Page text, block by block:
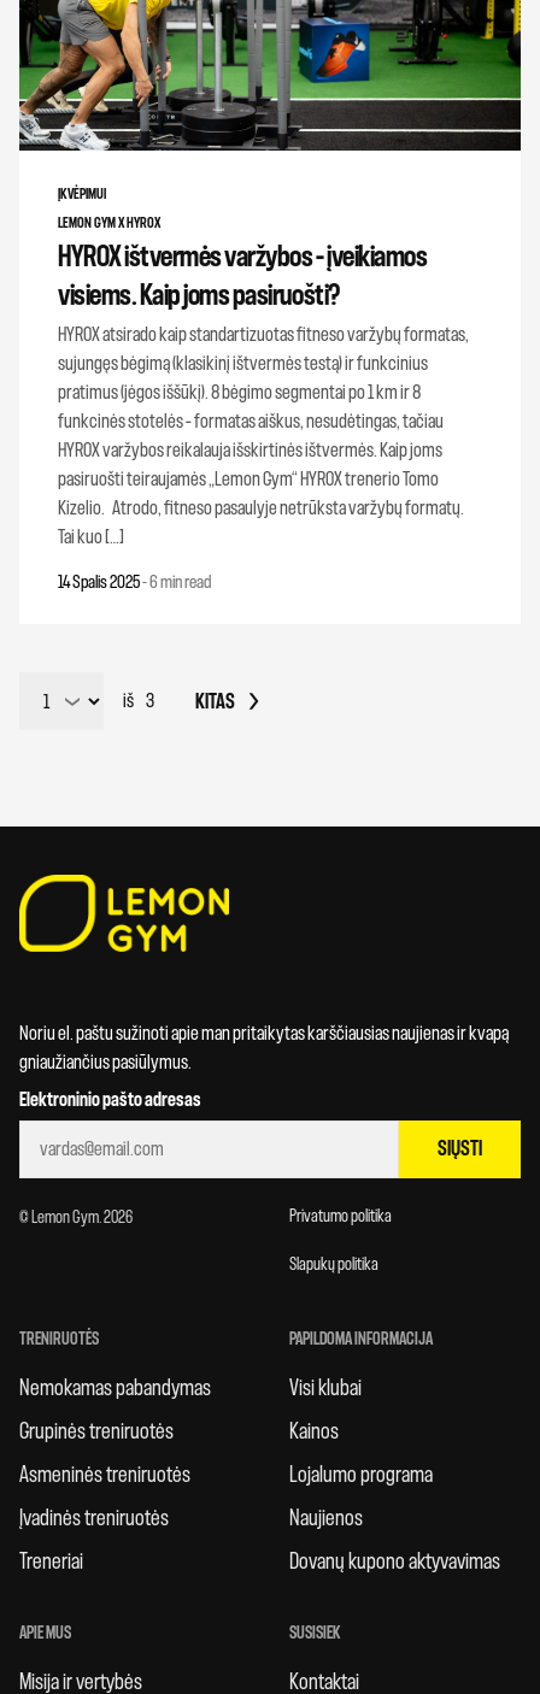
ĮKVĖPIMUI
LEMON GYM X HYROX
HYROX ištvermės varžybos – įveikiamos
visiems. Kaip joms pasiruošti?
HYROX atsirado kaip standartizuotas fitneso varžybų formatas,
sujungęs bėgimą (klasikinį ištvermės testą) ir funkcinius
pratimus (jėgos iššūkį). 8 bėgimo segmentai po 1 km ir 8
funkcinės stotelės – formatas aiškus, nesudėtingas, tačiau
HYROX varžybos reikalauja išskirtinės ištvermės. Kaip joms
pasiruošti teiraujamės „Lemon Gym“ HYROX trenerio Tomo
Kizelio. Atrodo, fitneso pasaulyje netrūksta varžybų formatų.
Tai kuo […]
14 Spalis 2025-6 min read
iš 3 KITAS
Noriu el. paštu sužinoti apie man pritaikytas karščiausias naujienas ir kvapą
gniaužiančius pasiūlymus.
Elektroninio pašto adresas
SIŲSTI
© Lemon Gym. 2026 Privatumo politika
Slapukų politika
TRENIRUOTĖS
Nemokamas pabandymas
Grupinės treniruotės
Asmeninės treniruotės
Įvadinės treniruotės
Treneriai
PAPILDOMA INFORMACIJA
Visi klubai
Kainos
Lojalumo programa
Naujienos
Dovanų kupono aktyvavimas
APIE MUS
Misija ir vertybės
SUSISIEK
Kontaktai